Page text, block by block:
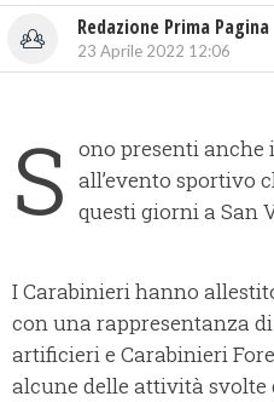
Redazione Prima Pagina
23 Aprile 2022 12:06
S ono presenti anche
all’evento sportivo
questi giorni a San
I Carabinieri hanno
con una rappresentanza
artificieri e Carabinieri
alcune delle attività